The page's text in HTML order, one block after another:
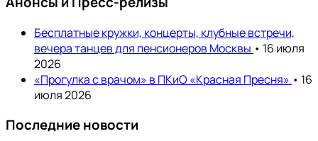
Бесплатные кружки, концерты, клубные встречи,
вечера танцев для пенсионеров Москвы • 16 июля
2026
«Прогулка с врачом» в ПКиО «Красная Пресня» • 16
июля 2026
Последние новости